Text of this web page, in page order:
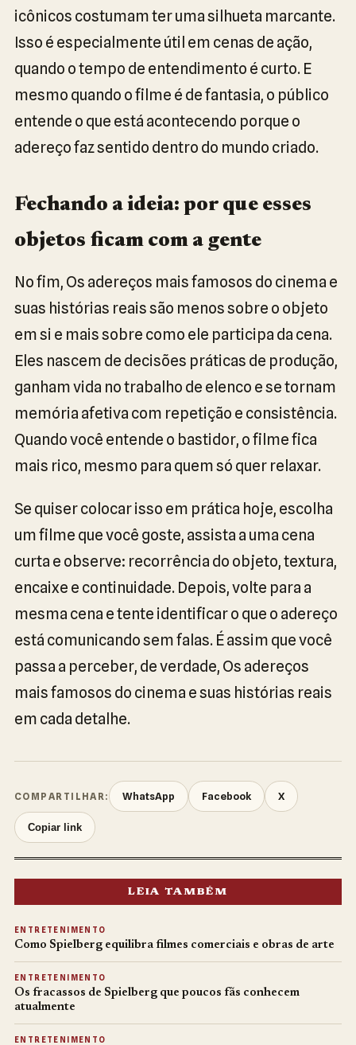
icônicos costumam ter uma silhueta marcante.
Isso é especialmente útil em cenas de ação,
quando o tempo de entendimento é curto. E
mesmo quando o filme é de fantasia, o público
entende o que está acontecendo porque o
adereço faz sentido dentro do mundo criado.
Fechando a ideia: por que esses
objetos ficam com a gente
No fim, Os adereços mais famosos do cinema e
suas histórias reais são menos sobre o objeto
em si e mais sobre como ele participa da cena.
Eles nascem de decisões práticas de produção,
ganham vida no trabalho de elenco e se tornam
memória afetiva com repetição e consistência.
Quando você entende o bastidor, o filme fica
mais rico, mesmo para quem só quer relaxar.
Se quiser colocar isso em prática hoje, escolha
um filme que você goste, assista a uma cena
curta e observe: recorrência do objeto, textura,
encaixe e continuidade. Depois, volte para a
mesma cena e tente identificar o que o adereço
está comunicando sem falas. É assim que você
passa a perceber, de verdade, Os adereços
mais famosos do cinema e suas histórias reais
em cada detalhe.
COMPARTILHAR: WhatsApp Facebook X
Copiar link
LEIA TAMBÉM
ENTRETENIMENTO
Como Spielberg equilibra filmes comerciais e obras de arte
ENTRETENIMENTO
Os fracassos de Spielberg que poucos fãs conhecem
atualmente
ENTRETENIMENTO